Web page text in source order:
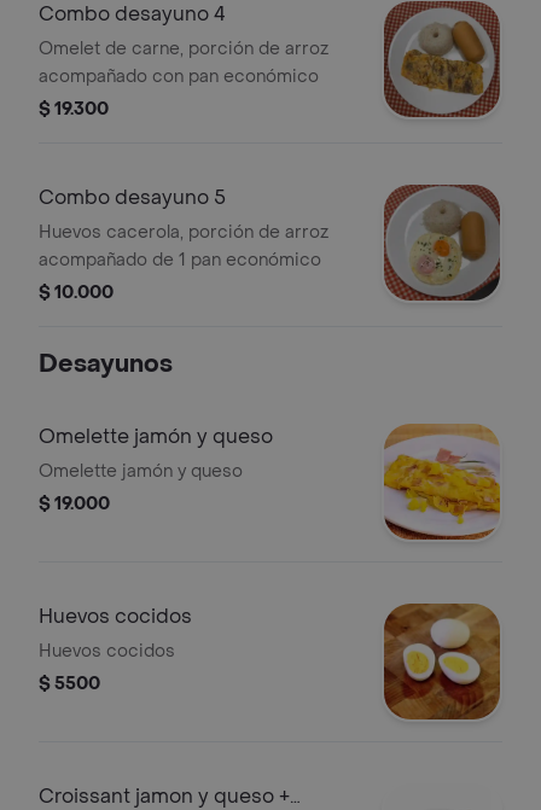
Combo desayuno 4
Omelet de carne, porción de arroz
acompañado con pan económico
$ 19.300
Combo desayuno 5
Huevos cacerola, porción de arroz
acompañado de 1 pan económico
$ 10.000
Desayunos
Omelette jamón y queso
Omelette jamón y queso
$ 19.000
Huevos cocidos
Huevos cocidos
$ 5500
Croissant jamon y queso +